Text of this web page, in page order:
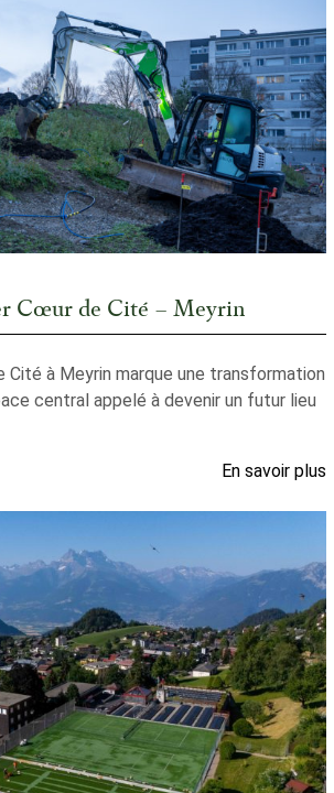
Cœur de Cité – Meyrin
Cité à Meyrin marque une transformation
central appelé à devenir un futur lieu
En savoir plus